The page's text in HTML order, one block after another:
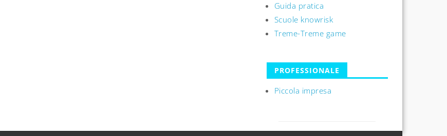
Guida pratica
Scuole knowrisk
Treme-Treme game
PROFESSIONALE
Piccola impresa